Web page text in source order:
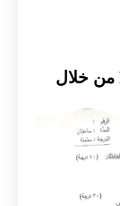
حل الاسئلة على شكل ملف PDF من خلال